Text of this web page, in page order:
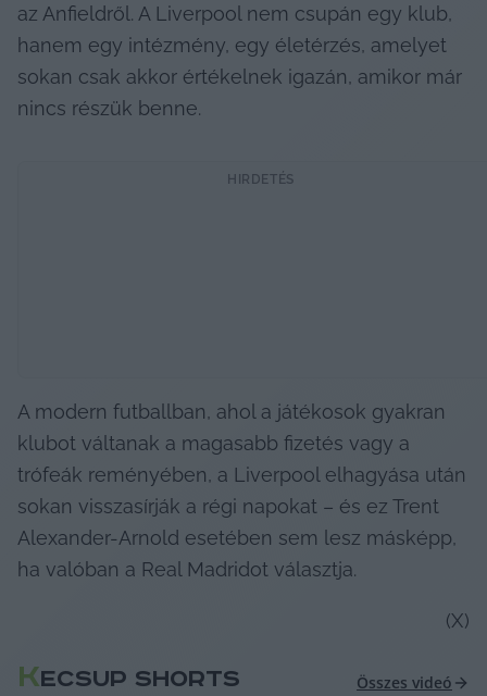
az Anfieldről. A Liverpool nem csupán egy klub,
hanem egy intézmény, egy életérzés, amelyet
sokan csak akkor értékelnek igazán, amikor már
nincs részük benne.
HIRDETÉS
A modern futballban, ahol a játékosok gyakran
klubot váltanak a magasabb fizetés vagy a
trófeák reményében, a Liverpool elhagyása után
sokan visszasírják a régi napokat – és ez Trent
Alexander-Arnold esetében sem lesz másképp,
ha valóban a Real Madridot választja.
(X)
KECSUP SHORTS Összes videó